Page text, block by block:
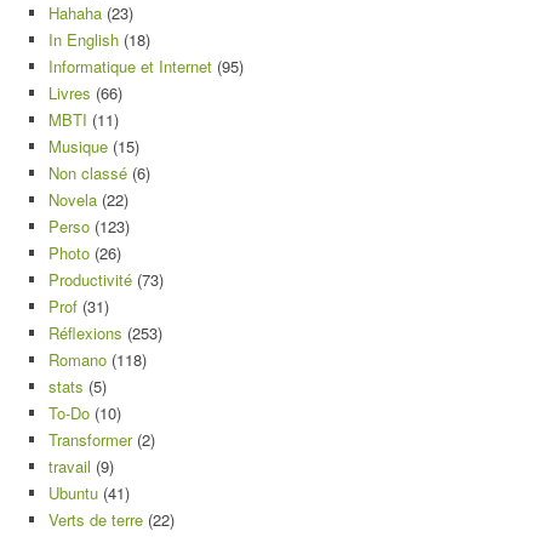
Hahaha (23)
In English (18)
Informatique et Internet (95)
Livres (66)
MBTI (11)
Musique (15)
Non classé (6)
Novela (22)
Perso (123)
Photo (26)
Productivité (73)
Prof (31)
Réflexions (253)
Romano (118)
stats (5)
To-Do (10)
Transformer(2)
travail (9)
Ubuntu (41)
Verts de terre (22)